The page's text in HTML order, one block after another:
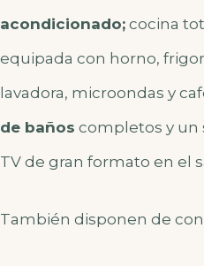
acondicionado; cocina
equipada con horno,
lavadora, microondas y
de baños completos y un
TV de gran formato en el
También disponen de